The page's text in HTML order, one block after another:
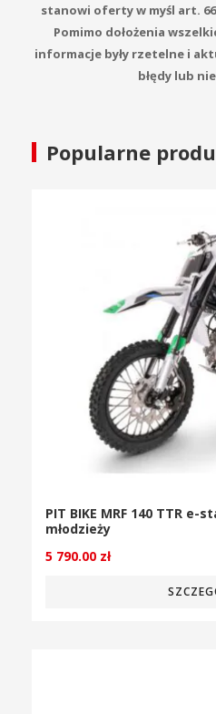
stanowi oferty w myśl art.
Pomimo dołożenia
informacje były rzetelne i
błędy lub
Popularne
PIT BIKE MRF 140 TTR
młodzieży
5 790.00 zł